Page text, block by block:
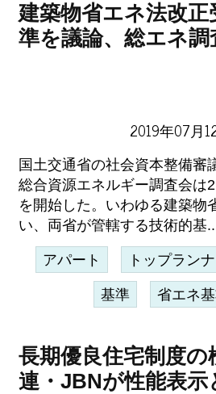
建築物省エネ法改正
準を議論、総エネ
2019年07月
国土交通省の社会資本整備審
総合資源エネルギー調査会は
を開始した。いわゆる建築物
い、両省が管轄する技術的基
アパート トップラン
基準 省エネ
長期優良住宅制度の
連・JBNが性能表示